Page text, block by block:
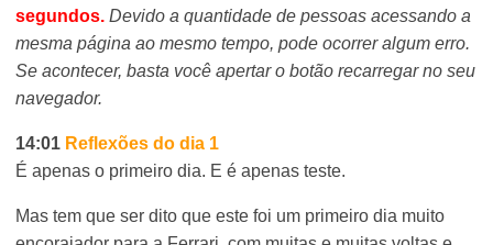
segundos. Devido a quantidade de pessoas acessando a
mesma página ao mesmo tempo, pode ocorrer algum erro.
Se acontecer, basta você apertar o botão recarregar no seu
navegador.
14:01 Reflexões do dia 1
É apenas o primeiro dia. E é apenas teste.
Mas tem que ser dito que este foi um primeiro dia muito